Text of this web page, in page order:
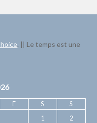
. || Le temps est une
F S
S
1
2